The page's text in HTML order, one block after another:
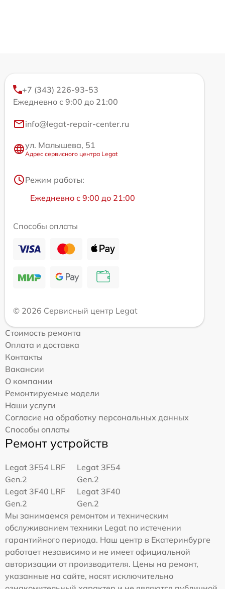
+7 (343) 226-93-53
Ежедневно с 9:00 до 21:00
info@legat-repair-center.ru
ул. Малышева, 51
Адрес сервисного центра Legat
Режим работы:
Ежедневно с 9:00 до 21:00
Способы оплаты
© 2026 Сервисный центр Legat
Стоимость ремонта
Оплата и доставка
Контакты
Вакансии
О компании
Ремонтируемые модели
Наши услуги
Согласие на обработку персональных данных
Способы оплаты
Ремонт устройств
Legat 3F54 LRF
Gen.2
Legat 3F54
Gen.2
Legat 3F40 LRF
Gen.2
Legat 3F40
Gen.2
Мы занимаемся ремонтом и техническим
обслуживанием техники Legat по истечении
гарантийного периода. Наш центр в Екатеринбурге
работает независимо и не имеет официальной
авторизации от производителя. Цены на ремонт,
указанные на сайте, носят исключительно